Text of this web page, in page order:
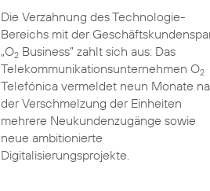
Die Verzahnung des Technologie-
Bereichs mit der
„O2Business” zahlt sich aus: Das
Telekommunikationsunternehmen O2
Telefónica vermeldet neun Monate
der Verschmelzung der Einheiten
mehrere Neukundenzugänge sowie
neue ambitionierte
Digitalisierungsprojekte.